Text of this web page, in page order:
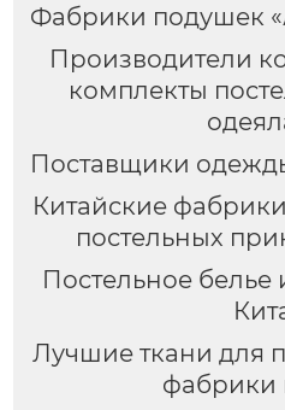
Фабрики подушек
Производители
комплекты
Поставщики
Китайские
постельных
Постельное белье
Лучшие ткани для
фабрики